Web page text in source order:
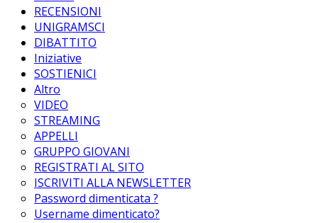
RECENSIONI
UNIGRAMSCI
DIBATTITO
Iniziative
SOSTIENICI
Altro
VIDEO
STREAMING
APPELLI
GRUPPO GIOVANI
REGISTRATI AL SITO
ISCRIVITI ALLA NEWSLETTER
Password dimenticata ?
Username dimenticato?